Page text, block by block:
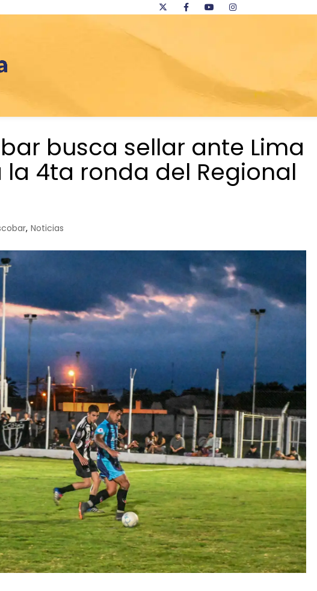
busca sellar ante Lima
la 4ta ronda del Regional
, Noticias